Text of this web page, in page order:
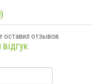
оставил отзывов.